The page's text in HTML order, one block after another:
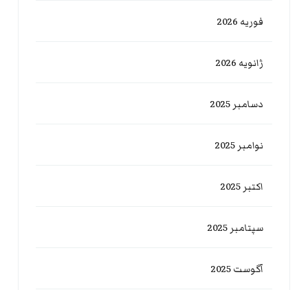
فوریه 2026
ژانویه 2026
دسامبر 2025
نوامبر 2025
اکتبر 2025
سپتامبر 2025
آگوست 2025